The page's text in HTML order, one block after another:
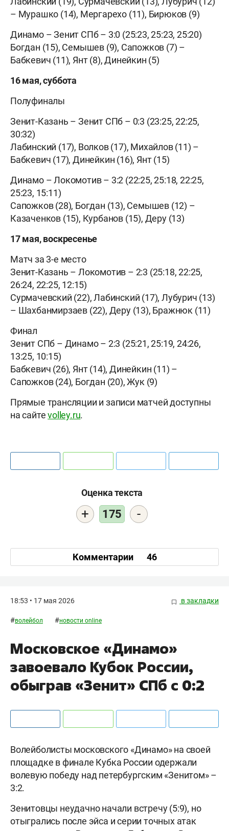
– Мурашко (14), Мергарехо (11), Бирюков (9)
Динамо – Зенит СПб – 3:0 (25:23, 25:23, 25:20)
Богдан (15), Семышев (9), Сапожков (7) –
Бабкевич (11), Янт (8), Динейкин (5)
16 мая, суббота
Полуфиналы
Зенит-Казань – Зенит СПб – 0:3 (23:25, 22:25,
30:32)
Лабинский (17), Волков (17), Михайлов (11) –
Бабкевич (17), Динейкин (16), Янт (15)
Динамо – Локомотив – 3:2 (22:25, 25:18, 22:25,
25:23, 15:11)
Сапожков (28), Богдан (13), Семышев (12) –
Казаченков (15), Курбанов (15), Деру (13)
17 мая, воскресенье
Матч за 3-е место
Зенит-Казань – Локомотив – 2:3 (25:18, 22:25,
26:24, 22:25, 12:15)
Сурмачевский (22), Лабинский (17), Лубурич (13)
– Шахбанмирзаев (22), Деру (13), Бражнюк (11)
Финал
Зенит СПб – Динамо – 2:3 (25:21, 25:19, 24:26,
13:25, 10:15)
Бабкевич (26), Янт (14), Динейкин (11) –
Сапожков (24), Богдан (20), Жук (9)
Прямые трансляции и записи матчей доступны
на сайтеvolley.ru.
Оценка текста
+ 175 -
Комментарии 46
18:53 • 17 мая 2026 в закладки
#волейбол #новости online
Московское «Динамо»
завоевало Кубок России,
обыграв «Зенит» СПб с 0:2
Волейболисты московского «Динамо» на своей
площадке в финале Кубка России одержали
волевую победу над петербургским «Зенитом» –
3:2.
Зенитовцы неудачно начали встречу (5:9), но
отыгрались после эйса и серии точных атак